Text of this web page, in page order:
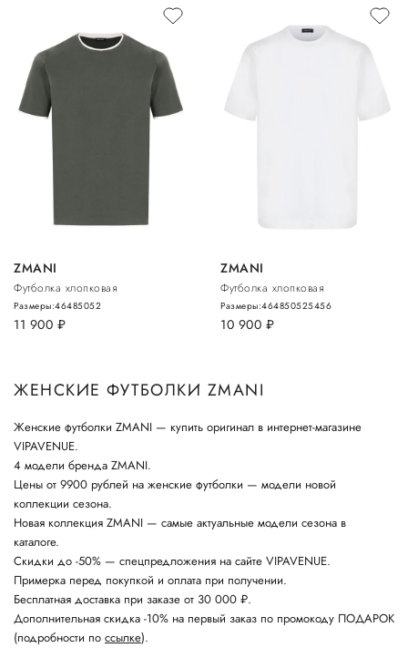
ZMANI
Футболка хлопковая
11 900 руб.
Размеры:46485052
ZMANI
Футболка хлопковая
10 900 руб.
Размеры:464850525456
ЖЕНСКИЕ ФУТБОЛКИ ZMANI
Женские футболки ZMANI — купить оригинал в интернет-магазине
VIPAVENUE.
4 модели бренда ZMANI.
Цены от 9900 рублей на женские футболки — модели новой
коллекции сезона.
Новая коллекция ZMANI — самые актуальные модели сезона в
каталоге.
Скидки до -50% — спецпредложения на сайте VIPAVENUE.
Примерка перед покупкой и оплата при получении.
Бесплатная доставка при заказе от 30 000 ₽.
Дополнительная скидка -10% на первый заказ по промокоду ПОДАРОК
(подробности по ссылке).